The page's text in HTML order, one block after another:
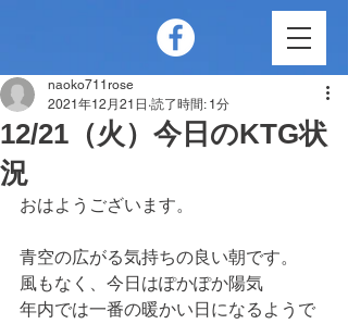
12/21（火）今日のKTG状
況
naoko711rose
2021年12月21日 読了時間: 1分
おはようございます。
青空の広がる気持ちの良い朝です。
風もなく、今日はぽかぽか陽気
年内では一番の暖かい日になるようで